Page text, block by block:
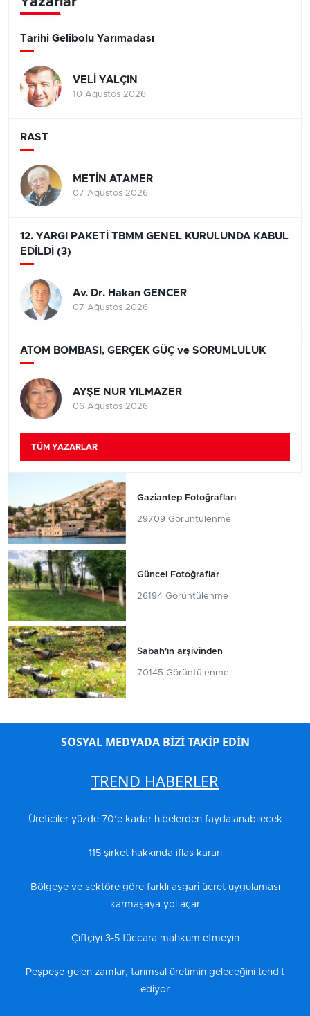
Tarihi Gelibolu Yarımadası
VELİ YALÇIN
10 Ağustos 2026
RAST
METİN ATAMER
07 Ağustos 2026
12. YARGI PAKETİ TBMM GENEL KURULUNDA KABUL
EDİLDİ (3)
Av. Dr. Hakan GENCER
07 Ağustos 2026
ATOM BOMBASI, GERÇEK GÜÇ ve SORUMLULUK
AYŞE NUR YILMAZER
06 Ağustos 2026
TÜM YAZARLAR
Gaziantep Fotoğrafları
29709 Görüntülenme
Güncel Fotoğraflar
26194 Görüntülenme
Sabah'ın arşivinden
70145 Görüntülenme
SOSYAL MEDYADA BİZİ TAKİP EDİN
TREND HABERLER
Üreticiler yüzde 70’e kadar hibelerden faydalanabilecek
115 şirket hakkında iflas kararı
Bölgeye ve sektöre göre farklı asgari ücret uygulaması
karmaşaya yol açar
Çiftçiyi 3-5 tüccara mahkum etmeyin
Peşpeşe gelen zamlar, tarımsal üretimin geleceğini tehdit
ediyor